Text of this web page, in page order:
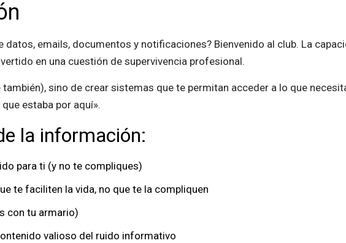
datos, emails, documentos y notificaciones? Bienvenido al club. La
en una cuestión de supervivencia profesional.
sino de crear sistemas que te permitan acceder a lo que
estaba por aquí».
la información:
para ti (y no te compliques)
te faciliten la vida, no que te la compliquen
con tu armario)
valioso del ruido informativo